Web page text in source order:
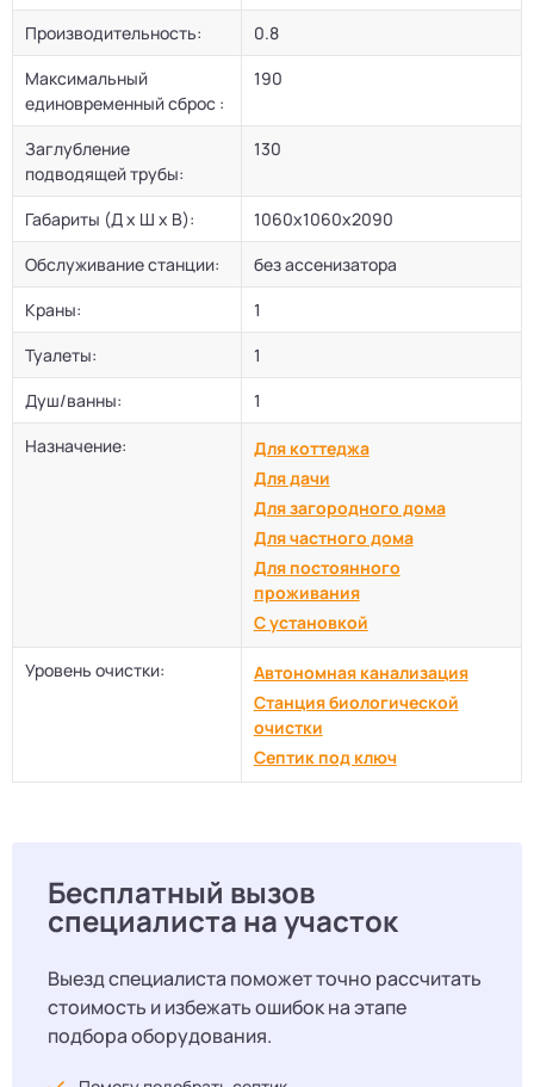
Производительность:
0.8
Максимальный
единовременный сброс :
190
Заглубление
подводящей трубы:
130
Габариты (Д х Ш х В):
1060х1060х2090
Обслуживание станции:
без ассенизатора
Краны:
1
Туалеты:
1
Душ/ванны:
1
Назначение:
Для коттеджа
Для дачи
Для загородного дома
Для частного дома
Для постоянного
проживания
С установкой
Уровень очистки:
Автономная канализация
Станция биологической
очистки
Септик под ключ
Бесплатный вызов
специалиста на участок
Выезд специалиста поможет точно рассчитать
стоимость и избежать ошибок на этапе
подбора оборудования.